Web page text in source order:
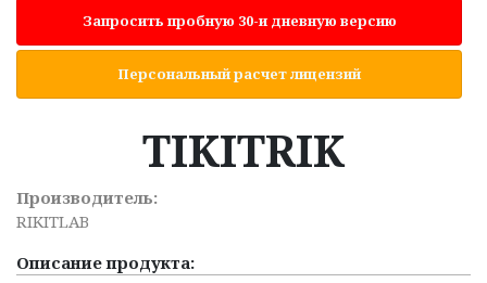
Запросить пробную 30-и дневную версию
Персональный расчет лицензий
TIKITRIK
Производитель:
RIKITLAB
Описание продукта: